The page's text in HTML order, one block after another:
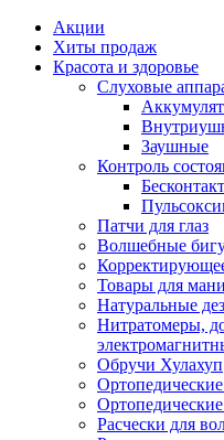
Акции
Хиты продаж
Красота и здоровье
Слуховые
Заушные
Контроль
Патчи для глаз
Волшебные
Товары для
Натуральные
Нитратомеры,
Обручи Хулахуп
Расчески для